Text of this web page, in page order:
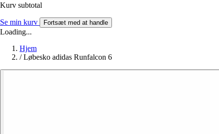
Kurv subtotal
Se min kurv Fortsæt med at handle
Loading...
Hjem
/ Løbesko adidas Runfalcon 6